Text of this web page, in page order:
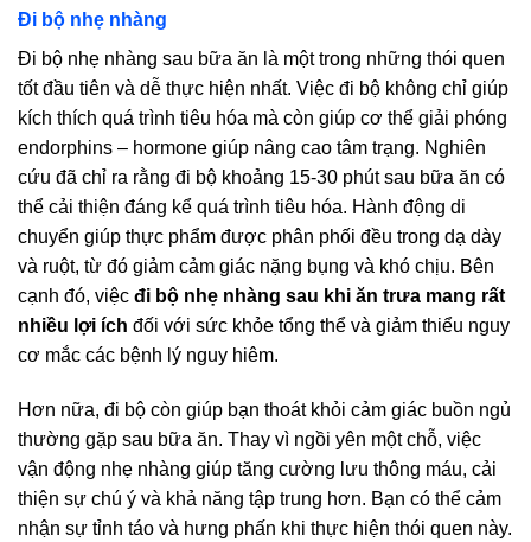
Đi bộ nhẹ nhàng
Đi bộ nhẹ nhàng sau bữa ăn là một trong những thói quen
tốt đầu tiên và dễ thực hiện nhất. Việc đi bộ không chỉ giúp
kích thích quá trình tiêu hóa mà còn giúp cơ thể giải phóng
endorphins – hormone giúp nâng cao tâm trạng. Nghiên
cứu đã chỉ ra rằng đi bộ khoảng 15-30 phút sau bữa ăn có
thể cải thiện đáng kể quá trình tiêu hóa. Hành động di
chuyển giúp thực phẩm được phân phối đều trong dạ dày
và ruột, từ đó giảm cảm giác nặng bụng và khó chịu. Bên
cạnh đó, việc đi bộ nhẹ nhàng sau khi ăn trưa mang rất
nhiều lợi ích đối với sức khỏe tổng thể và giảm thiểu nguy
cơ mắc các bệnh lý nguy hiêm.
Hơn nữa, đi bộ còn giúp bạn thoát khỏi cảm giác buồn ngủ
thường gặp sau bữa ăn. Thay vì ngồi yên một chỗ, việc
vận động nhẹ nhàng giúp tăng cường lưu thông máu, cải
thiện sự chú ý và khả năng tập trung hơn. Bạn có thể cảm
nhận sự tỉnh táo và hưng phấn khi thực hiện thói quen này.